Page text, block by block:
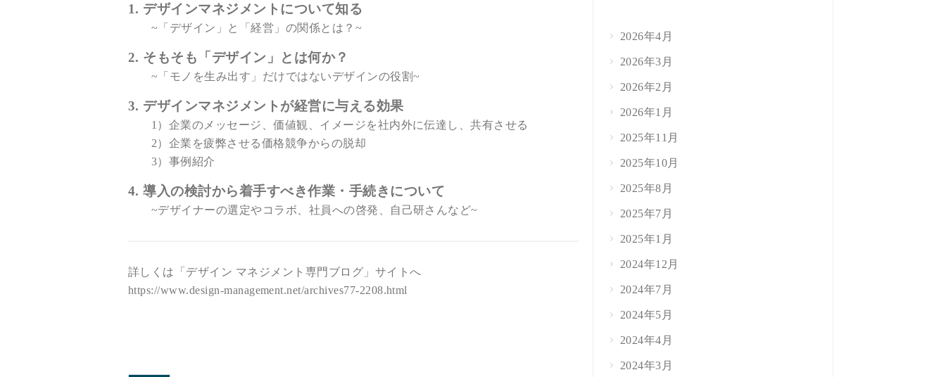
1. デザインマネジメントについて知る
~「デザイン」と「経営」の関係とは？~
2. そもそも「デザイン」とは何か？
~「モノを生み出す」だけではないデザインの役割~
3. デザインマネジメントが経営に与える効果
1）企業のメッセージ、価値観、イメージを社内外に伝達し、共有させる
2）企業を疲弊させる価格競争からの脱却
3）事例紹介
4. 導入の検討から着手すべき作業・手続きについて
~デザイナーの選定やコラボ、社員への啓発、自己研さんなど~
詳しくは「デザイン マネジメント専門ブログ」サイトへ
https://www.design-management.net/archives77-2208.html
2026年4月
2026年3月
2026年2月
2026年1月
2025年11月
2025年10月
2025年8月
2025年7月
2025年1月
2024年12月
2024年7月
2024年5月
2024年4月
2024年3月